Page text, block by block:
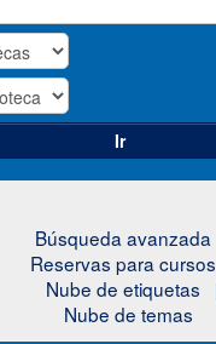
Ir
Búsqueda avanzada
Reservas para cursos
Nube de etiquetas
Nube de temas